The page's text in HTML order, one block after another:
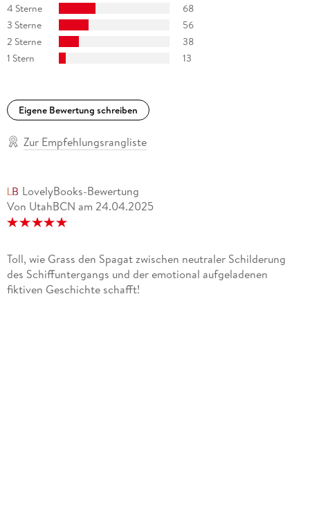
4 Sterne
68
3 Sterne
56
2 Sterne
38
1 Stern
13
Eigene Bewertung schreiben
Zur Empfehlungsrangliste
LovelyBooks-Bewertung
Von UtahBCN am 24.04.2025
Toll, wie Grass den Spagat zwischen neutraler Schilderung
des Schiffuntergangs und der emotional aufgeladenen
fiktiven Geschichte schafft!